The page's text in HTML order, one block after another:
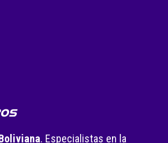
. Especialistas en la